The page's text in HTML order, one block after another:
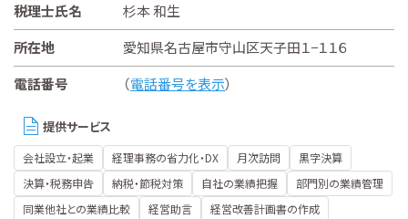
税理士氏名
杉本 和生
所在地
愛知県名古屋市守山区天子田１−１１６
電話番号
（電話番号を表示）
提供サービス
会社設立・起業 経理事務の省力化・DX 月次訪問
黒字決算
決算・税務申告
納税・節税対策 自社の業績把握
部門別の業績管理
同業他社との業績比較
経営助言
経営改善計画書の作成